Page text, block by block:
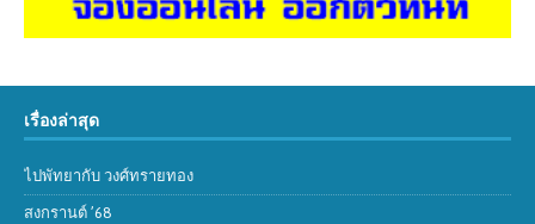
เรื่องล่าสุด
ไปพัทยากับ วงศ์ทรายทอง
สงกรานต์ ’68